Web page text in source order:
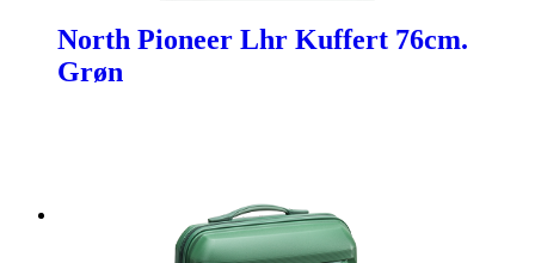
North Pioneer Lhr Kuffert 76cm.
Grøn